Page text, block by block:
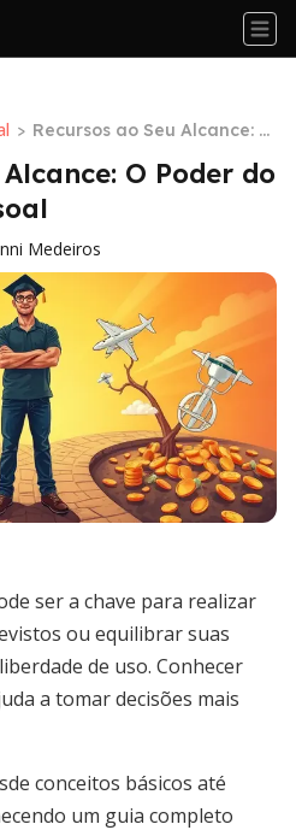
> Recursos ao Seu Alcance: O
Poder do Empréstimo Pesso
al
O Poder do
Medeiros
ser a chave para realizar
ou equilibrar suas
de uso. Conhecer
a tomar decisões mais
conceitos básicos até
um guia completo